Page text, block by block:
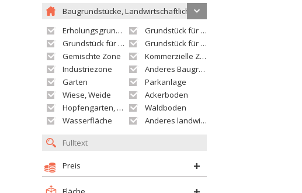
Baugrundstücke, Landwirtschaftliche grundstücke
Erholungsgrundstück
Grundstück für Einfamilienhäuser
Grundstück für Wohnhäuser
Grundstück für Versorgungseinrichtungen
Gemischte Zone
Kommerzielle Zone
Industriezone
Anderes Baugrundstück
Garten
Parkanlage
Wiese, Weide
Ackerboden
Hopfengarten, Weingarten
Waldboden
Wasserfläche
Anderes landwirtschaftliches Grundstück
Preis